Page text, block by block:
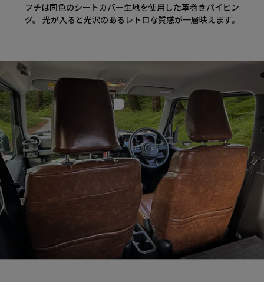
フチは同色のシートカバー生地を使用した革巻きパイピン
グ。 光が入ると光沢のあるレトロな質感が一層映えます。